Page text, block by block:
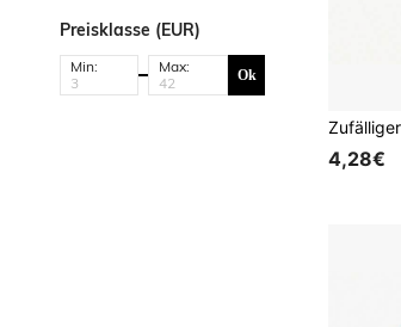
Preisklasse (EUR)
Min: Max: Ok
4,28€